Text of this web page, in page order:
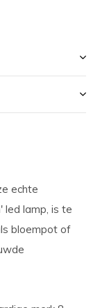
echte
led lamp, is te
bloempot of